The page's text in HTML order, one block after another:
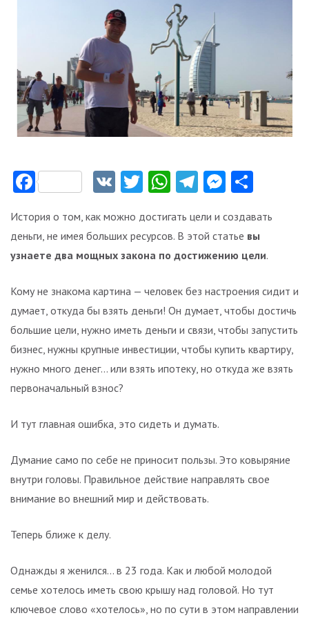
FacebookVK Twitter
WhatsApp
Telegram
История о том, как можно достигать цели и создавать
деньги, не имея больших ресурсов. В этой статье вы
узнаете два мощных закона по достижению цели.
Кому не знакома картина — человек без настроения сидит и
думает, откуда бы взять деньги! Он думает, чтобы достичь
большие цели, нужно иметь деньги и связи, чтобы запустить
бизнес, нужны крупные инвестиции, чтобы купить квартиру,
нужно много денег… или взять ипотеку, но откуда же взять
первоначальный взнос?
И тут главная ошибка, это сидеть и думать.
Думание само по себе не приносит пользы. Это ковыряние
внутри головы. Правильное действие направлять свое
внимание во внешний мир и действовать.
Теперь ближе к делу.
Однажды я женился… в 23 года. Как и любой молодой
семье хотелось иметь свою крышу над головой. Но тут
ключевое слово «хотелось», но по сути в этом направлении